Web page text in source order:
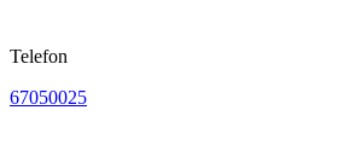
Telefon
67050025